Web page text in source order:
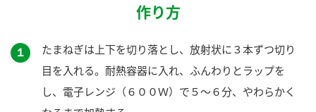
作り方
１
たまねぎは上下を切り落とし、放射状に３本ずつ切り
目を入れる。耐熱容器に入れ、ふんわりとラップを
し、電子レンジ（６００Ｗ）で５～６分、やわらかく